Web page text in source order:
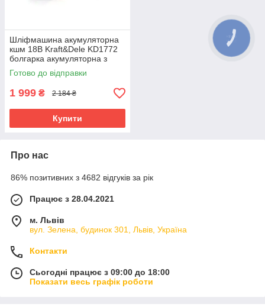
Шліфмашина акумуляторна
кшм 18В Kraft&Dele KD1772
болгарка акумуляторна з
індикатором
Готово до відправки
1 999 ₴ 2 184 ₴
Купити
Про нас
86% позитивних з 4682 відгуків за рік
Працює з 28.04.2021
м. Львів
вул. Зелена, будинок 301, Львів, Україна
Контакти
Сьогодні працює з 09:00 до 18:00
Показати весь графік роботи